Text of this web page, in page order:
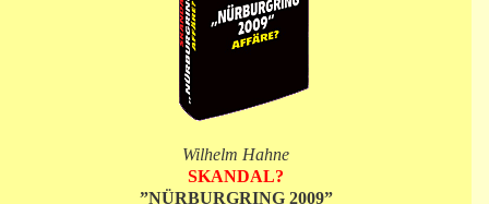
Wilhelm Hahne
SKANDAL?
”NÜRBURGRING 2009”